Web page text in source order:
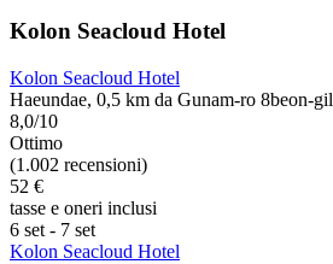
Kolon Seacloud Hotel
Kolon Seacloud Hotel
Haeundae, 0,5 km da Gunam-ro 8beon-gil
8,0/10
Ottimo
(1.002 recensioni)
52 €
tasse e oneri inclusi
6 set - 7 set
Kolon Seacloud Hotel